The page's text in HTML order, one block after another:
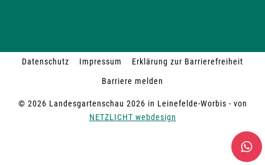
© 2026 Landesgartenschau 2026 in Leinefelde-Worbis - von
NETZLICHT webdesign
Datenschutz Impressum
Erklärung zur Barrierefreiheit
Barriere melden